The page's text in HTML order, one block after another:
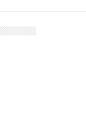
are nevoie de ajutorul